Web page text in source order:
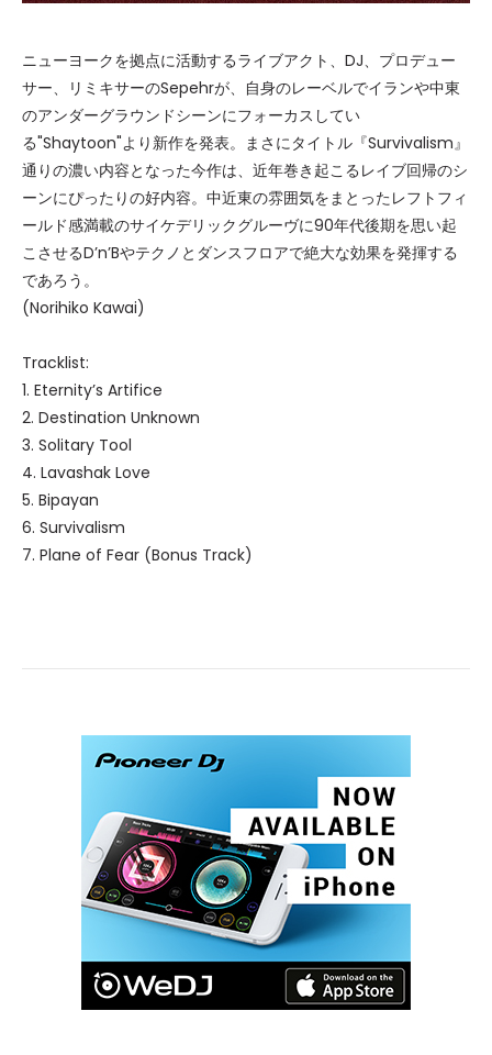
ニューヨークを拠点に活動するライブアクト、DJ、プロデュー
サー、リミキサーのSepehrが、自身のレーベルでイランや中東
のアンダーグラウンドシーンにフォーカスしてい
る"Shaytoon"より新作を発表。まさにタイトル『Survivalism』
通りの濃い内容となった今作は、近年巻き起こるレイブ回帰のシ
ーンにぴったりの好内容。中近東の雰囲気をまとったレフトフィ
ールド感満載のサイケデリックグルーヴに90年代後期を思い起
こさせるD’n’Bやテクノとダンスフロアで絶大な効果を発揮する
であろう。
(Norihiko Kawai)
Tracklist:
1. Eternity’s Artifice
2. Destination Unknown
3. Solitary Tool
4. Lavashak Love
5. Bipayan
6. Survivalism
7. Plane of Fear (Bonus Track)